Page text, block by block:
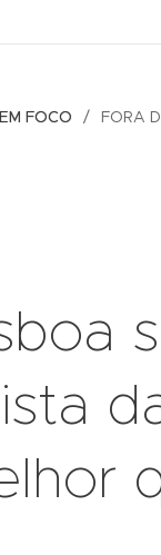
EM FOCO FORA